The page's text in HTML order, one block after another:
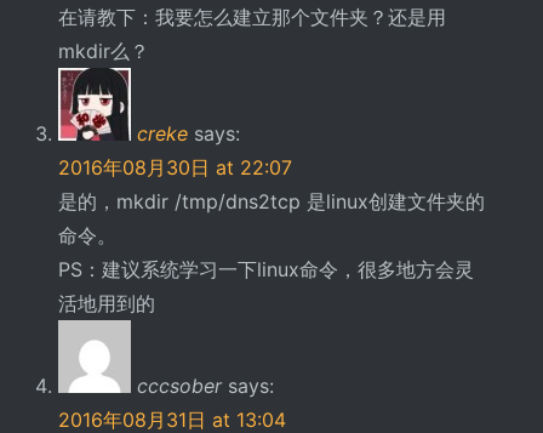
在请教下：我要怎么建立那个文件夹？还是用
mkdir么？
creke says:
2016年08月30日 at 22:07
是的，mkdir /tmp/dns2tcp 是linux创建文件夹的
命令。
PS：建议系统学习一下linux命令，很多地方会灵
活地用到的
cccsober says:
2016年08月31日 at 13:04